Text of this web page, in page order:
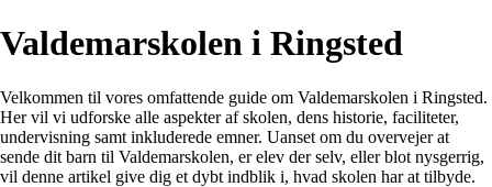
Valdemarskolen i Ringsted
Velkommen til vores omfattende guide om Valdemarskolen i Ringsted.
Her vil vi udforske alle aspekter af skolen, dens historie, faciliteter,
undervisning samt inkluderede emner. Uanset om du overvejer at
sende dit barn til Valdemarskolen, er elev der selv, eller blot nysgerrig,
vil denne artikel give dig et dybt indblik i, hvad skolen har at tilbyde.